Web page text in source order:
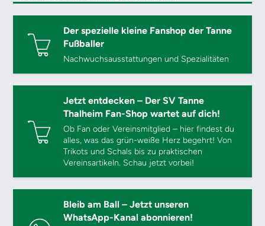
Der spezielle kleine Fanshop der Tanne
Fußballer
Nachwuchsausstattungen und Spezialitäten
Jetzt entdecken – Der SV Tanne
Thalheim Fan-Shop wartet auf dich!
Ob Fan oder Vereinsmitglied – hier findest du
alles, was das grün-weiße Herz begehrt! Von
Trikots und Schals bis zu praktischen
Vereinsartikeln. Schau jetzt vorbei!
Bleib am Ball – Jetzt unseren
WhatsApp-Kanal abonnieren!